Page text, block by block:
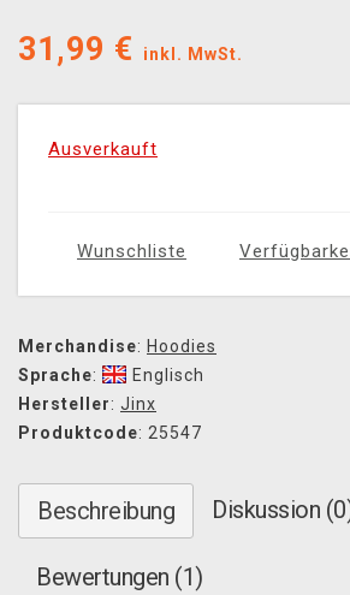
31,99 € inkl. MwSt.
Ausverkauft
Wunschliste
Merchandise: Hoodies
Sprache:
Englisch
Hersteller: Jinx
Produktcode: 25547
Beschreibung Diskussion
Bewertungen (1)